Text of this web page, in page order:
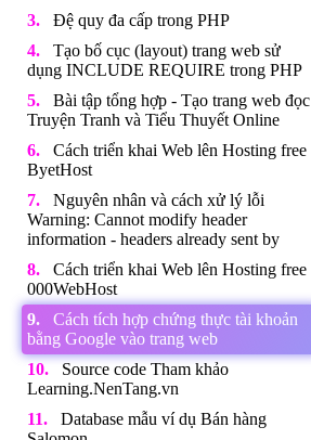
Đệ quy đa cấp trong PHP
Tạo bố cục (layout) trang web sử
dụng INCLUDE REQUIRE trong PHP
Bài tập tổng hợp - Tạo trang web đọc
Truyện Tranh và Tiểu Thuyết Online
Cách triển khai Web lên Hosting free
ByetHost
Nguyên nhân và cách xử lý lỗi
Warning: Cannot modify header
information - headers already sent by
Cách triển khai Web lên Hosting free
000WebHost
Cách tích hợp chứng thực tài khoản
bằng Google vào trang web
Source code Tham khảo
Learning.NenTang.vn
Database mẫu ví dụ Bán hàng